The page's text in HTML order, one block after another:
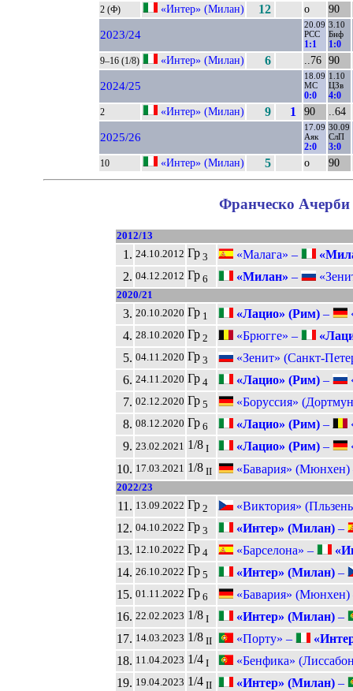
2 (Ф) «Интер» (Милан) 12 о 90
2023/24
20.09
РСС
1:1
3.10
Бнф
1:0
9–16 (1/8) «Интер» (Милан) 6 ..76 90
2024/25
18.09
МС
0:0
1.10
ЦЗв
4:0
2 «Интер» (Милан) 9 1 90 ..64
2025/26
17.09
Аяк
2:0
30.09
СлП
3:0
10 «Интер» (Милан) 5 о 90
Франческо Ачерби
2012/13
1. 24.10.2012 Гр 3 «Малага» –
2. 04.12.2012 Гр 6 «Милан» –
2020/21
3. 20.10.2020 Гр 1 «Лацио» (Рим) –
4. 28.10.2020 Гр 2 «Брюгге» –
5. 04.11.2020 Гр 3
«Зенит» (Санкт-
6. 24.11.2020 Гр 4 «Лацио» (Рим) –
7. 02.12.2020 Гр 5
«Боруссия»
8. 08.12.2020 Гр 6 «Лацио» (Рим) –
9. 23.02.2021 1/8 I «Лацио» (Рим) –
10. 17.03.2021 1/8 II «Бавария»
2022/23
11. 13.09.2022 Гр 2
«Виктория»
12. 04.10.2022 Гр 3 «Интер» (Милан) –
13. 12.10.2022 Гр 4 «Барселона» –
14. 26.10.2022 Гр 5 «Интер» (Милан) –
15. 01.11.2022 Гр 6
«Бавария»
16. 22.02.2023 1/8 I «Интер» (Милан) –
17. 14.03.2023 1/8 II «Порту» –
18. 11.04.2023 1/4 I
«Бенфика»
19. 19.04.2023 1/4 II «Интер» (Милан) –